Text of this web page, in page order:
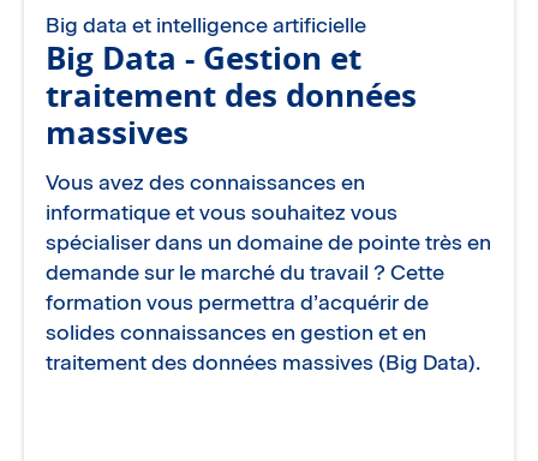
Big data et intelligence artificielle
Big Data - Gestion et
traitement des données
massives
Vous avez des connaissances en
informatique et vous souhaitez vous
spécialiser dans un domaine de pointe très en
demande sur le marché du travail ? Cette
formation vous permettra d’acquérir de
solides connaissances en gestion et en
traitement des données massives (Big Data).